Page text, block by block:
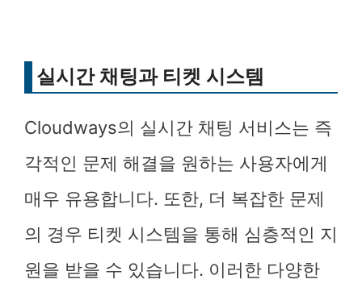
실시간 채팅과 티켓 시스템
Cloudways의 실시간 채팅 서비스는 즉
각적인 문제 해결을 원하는 사용자에게
매우 유용합니다. 또한, 더 복잡한 문제
의 경우 티켓 시스템을 통해 심층적인 지
원을 받을 수 있습니다. 이러한 다양한